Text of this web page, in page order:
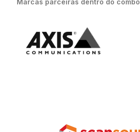
Marcas parceiras dentro do combo